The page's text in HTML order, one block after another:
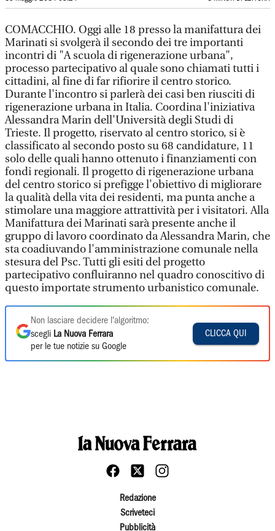
COMACCHIO. Oggi alle 18 presso la manifattura dei
Marinati si svolgerà il secondo dei tre importanti
incontri di "A scuola di rigenerazione urbana",
processo partecipativo al quale sono chiamati tutti i
cittadini, al fine di far rifiorire il centro storico.
Durante l'incontro si parlerà dei casi ben riusciti di
rigenerazione urbana in Italia. Coordina l'iniziativa
Alessandra Marin dell'Università degli Studi di
Trieste. Il progetto, riservato al centro storico, si è
classificato al secondo posto su 68 candidature, 11
solo delle quali hanno ottenuto i finanziamenti con
fondi regionali. Il progetto di rigenerazione urbana
del centro storico si prefigge l'obiettivo di migliorare
la qualità della vita dei residenti, ma punta anche a
stimolare una maggiore attrattività per i visitatori. Alla
Manifattura dei Marinati sarà presente anche il
gruppo di lavoro coordinato da Alessandra Marin, che
sta coadiuvando l'amministrazione comunale nella
stesura del Psc. Tutti gli esiti del progetto
partecipativo confluiranno nel quadro conoscitivo di
questo importate strumento urbanistico comunale.
Non lasciare decidere l'algoritmo:
scegli La Nuova Ferrara
per le tue notizie su Google
CLICCA QUI
Redazione
Scriveteci
Pubblicità